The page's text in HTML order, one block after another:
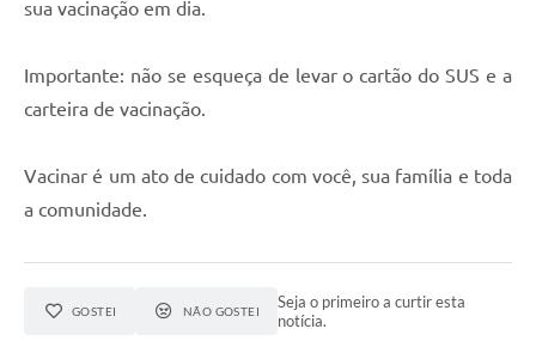
sua vacinação em dia.
Importante: não se esqueça de levar o cartão do SUS e a
carteira de vacinação.
Vacinar é um ato de cuidado com você, sua família e toda
a comunidade.
GOSTEI NÃO GOSTEI
Seja o primeiro a curtir esta
notícia.